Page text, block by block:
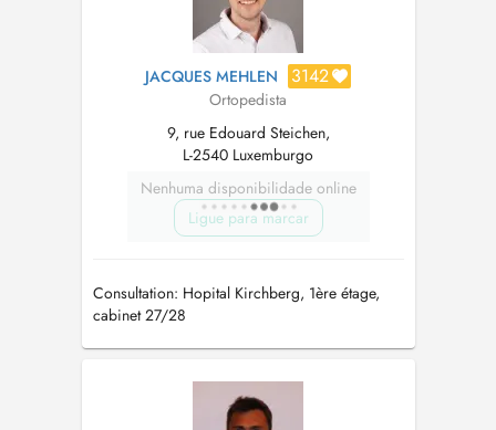
JACQUES MEHLEN 3142
Ortopedista
9, rue Edouard Steichen,
L-2540 Luxemburgo
Nenhuma disponibilidade online
Ligue para marcar
Consultation: Hopital Kirchberg, 1ère étage,
cabinet 27/28